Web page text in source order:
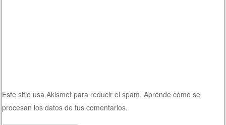
Este sitio usa Akismet para reducir el spam.Aprende cómo se
procesan los datos de tus comentarios.